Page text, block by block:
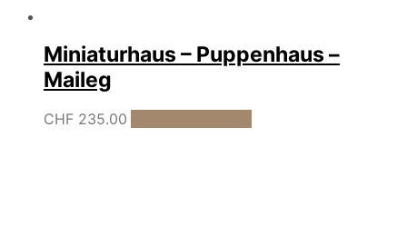
Miniaturhaus – Puppenhaus –
Maileg
CHF 235.00